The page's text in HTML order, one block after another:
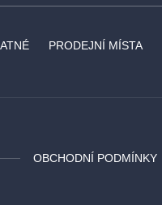
PRODEJNÍ MÍSTA
OBCHODNÍ PODMÍNKY